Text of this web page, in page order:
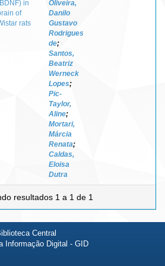
in
of
rats
Oliveira,
Danilo
Gustavo
Rodrigues
de;
Santos,
Beatriz
Werneck
Lopes;
Pic-
Taylor,
Aline;
Mortari,
Márcia
Renata;
Caldas,
Eloisa
Dutra
resultados 1 a 1 de 1
Central
Informação Digital - GID